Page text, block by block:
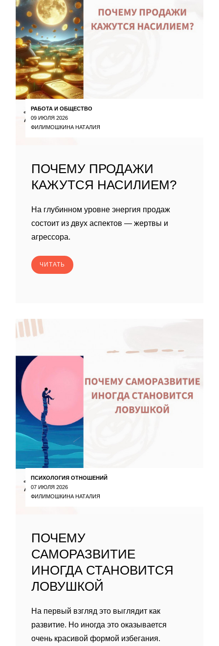
РАБОТА И ОБЩЕСТВО
09 ИЮЛЯ 2026
ФИЛИМОШКИНА НАТАЛИЯ
ПОЧЕМУ ПРОДАЖИ
КАЖУТСЯ НАСИЛИЕМ?
На глубинном уровне энергия продаж
состоит из двух аспектов — жертвы и
агрессора.
ЧИТАТЬ
ПСИХОЛОГИЯ ОТНОШЕНИЙ
07 ИЮЛЯ 2026
ФИЛИМОШКИНА НАТАЛИЯ
ПОЧЕМУ
САМОРАЗВИТИЕ
ИНОГДА СТАНОВИТСЯ
ЛОВУШКОЙ
На первый взгляд это выглядит как
развитие. Но иногда это оказывается
очень красивой формой избегания.